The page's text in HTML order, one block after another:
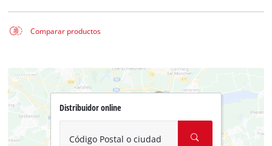
Comparar productos
Distribuidor online
Código Postal o ciudad